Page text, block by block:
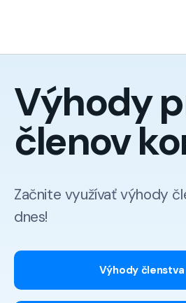
Výhody
členov
Začnite využívať výhody
dnes!
Výhody členstva